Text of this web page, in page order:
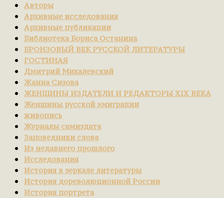
Авторы
Архивные исследования
Архивные публикации
Библиотека Бориса Останина
БРОНЗОВЫЙ ВЕК РУССКОЙ ЛИТЕРАТУРЫ
ГОСТИНАЯ
Дмитрий Михалевский
Жанна Сизова
ЖЕНЩИНЫ ИЗДАТЕЛИ И РЕДАКТОРЫ XIX ВЕКА
Женщины русской эмиграции
живопись
Журналы самиздата
Заповедники слова
Из недавнего прошлого
Исследования
История в зеркале литературы
История дореволюционной России
История портрета